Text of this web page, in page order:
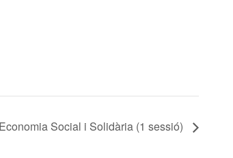
Social i Solidària (1 sessió)